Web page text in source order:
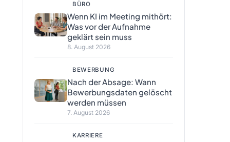
BÜRO
Wenn KI im Meeting mithört:
Was vor der Aufnahme
geklärt sein muss
8. August 2026
BEWERBUNG
Nach der Absage: Wann
Bewerbungsdaten gelöscht
werden müssen
7. August 2026
KARRIERE